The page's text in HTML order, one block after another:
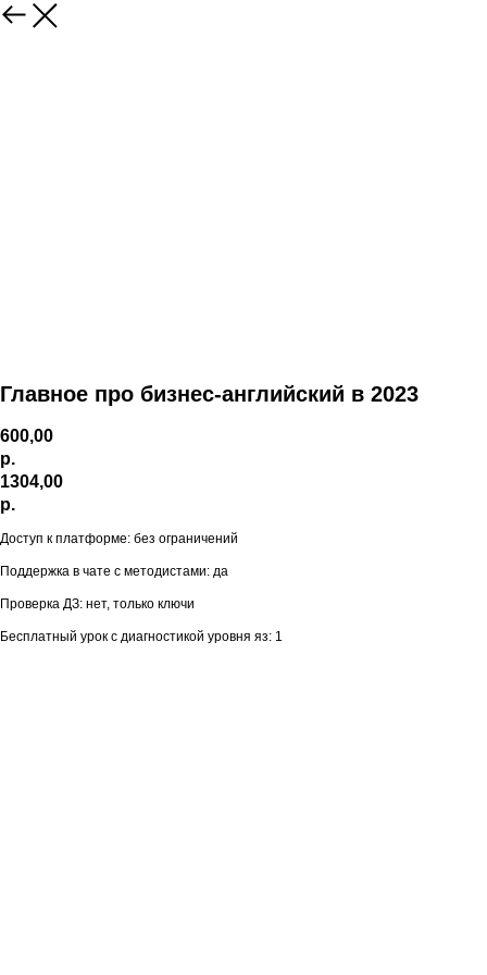
Главное про бизнес-английский в 2023
600,00
р.
1304,00
р.
Доступ к платформе: без ограничений
Поддержка в чате с методистами: да
Проверка ДЗ: нет, только ключи
Бесплатный урок с диагностикой уровня яз: 1